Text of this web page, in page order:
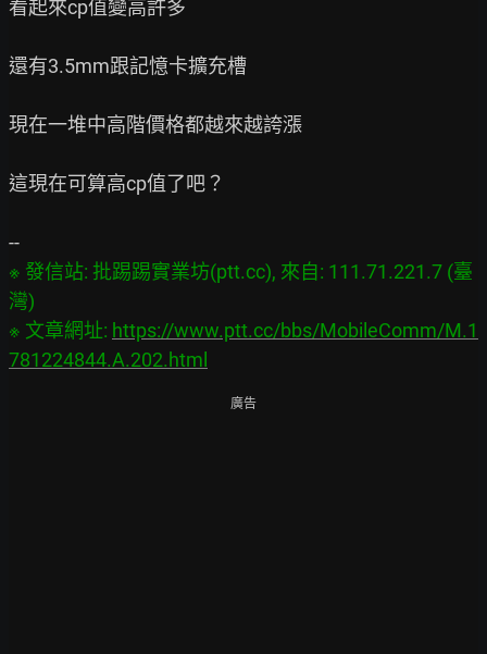
看起來cp值變高許多
還有3.5mm跟記憶卡擴充槽
現在一堆中高階價格都越來越誇漲
這現在可算高cp值了吧？
※ 發信站: 批踢踢實業坊(ptt.cc), 來自: 111.71.221.7 (臺
灣)
※ 文章網址: https://www.ptt.cc/bbs/MobileComm/M.1
781224844.A.202.html
廣告